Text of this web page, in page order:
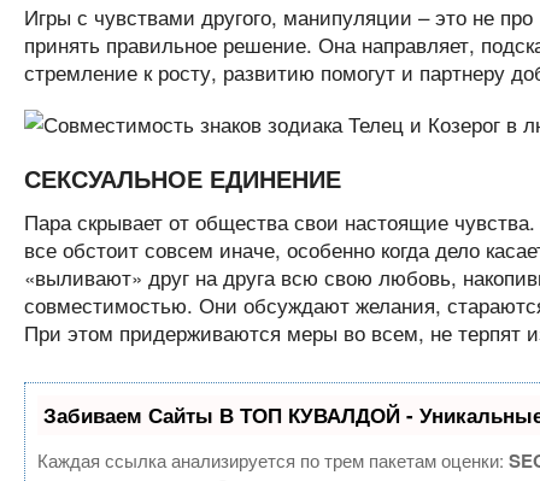
Игры с чувствами другого, манипуляции – это не
принять правильное решение. Она направляет,
стремление к росту, развитию помогут и партнеру
СЕКСУАЛЬНОЕ ЕДИНЕНИЕ
Пара скрывает от общества свои настоящие
все обстоит совсем иначе, особенно когда дело
«выливают» друг на друга всю свою любовь,
совместимостью. Они обсуждают желания,
При этом придерживаются меры во всем, не терпят
Забиваем Сайты В ТОП КУВАЛДОЙ - Уникальные
Каждая ссылка анализируется по трем пакетам оценки: